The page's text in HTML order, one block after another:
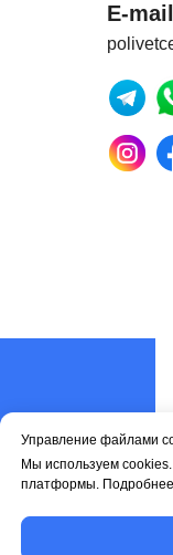
E-mail
Управление файлами
Мы используем
платформы.